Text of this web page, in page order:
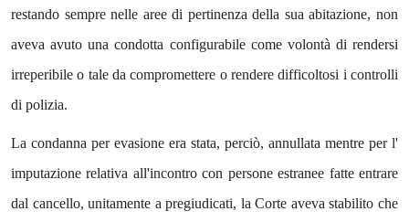
restando sempre nelle aree di pertinenza della sua abitazione, non
aveva avuto una condotta configurabile come volontà di rendersi
irreperibile o tale da compromettere o rendere difficoltosi i controlli
di polizia.
La condanna per evasione era stata, perciò, annullata mentre per l'
imputazione relativa all'incontro con persone estranee fatte entrare
dal cancello, unitamente a pregiudicati, la Corte aveva stabilito che